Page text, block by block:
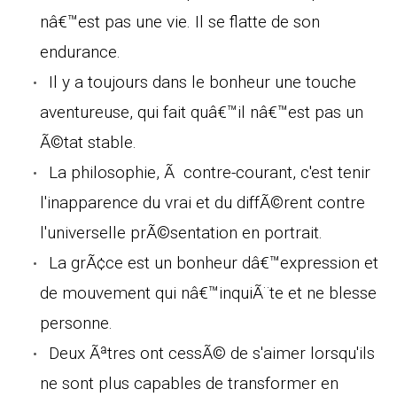
nâ€™est pas une vie. Il se flatte de son
endurance.
Il y a toujours dans le bonheur une touche
aventureuse, qui fait quâ€™il nâ€™est pas un
Ã©tat stable.
La philosophie, Ã contre-courant, c'est tenir
l'inapparence du vrai et du diffÃ©rent contre
l'universelle prÃ©sentation en portrait.
La grÃ¢ce est un bonheur dâ€™expression et
de mouvement qui nâ€™inquiÃ¨te et ne blesse
personne.
Deux Ãªtres ont cessÃ© de s'aimer lorsqu'ils
ne sont plus capables de transformer en